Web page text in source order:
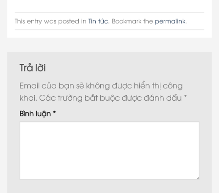
This entry was posted in Tin tức. Bookmark the permalink.
Trả lời
Email của bạn sẽ không được hiển thị công
khai. Các trường bắt buộc được đánh dấu *
Bình luận *